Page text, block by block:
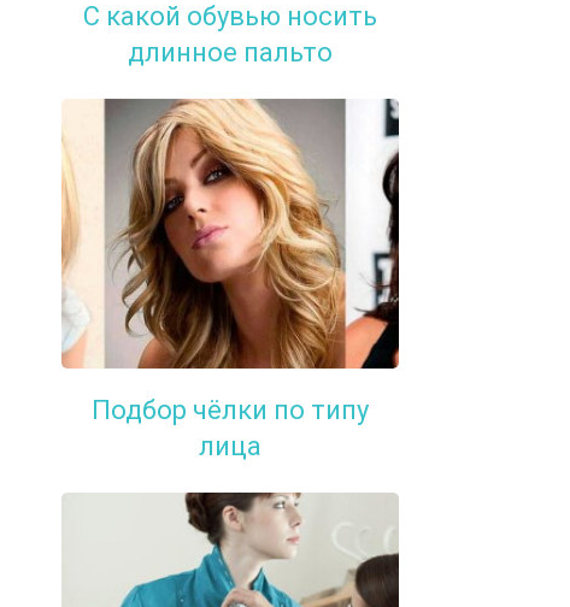
С какой обувью носить
длинное пальто
Подбор чёлки по типу
лица